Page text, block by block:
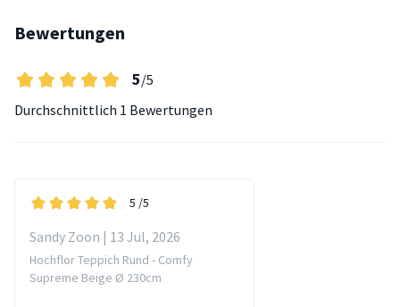
Bewertungen
5/5
Durchschnittlich 1 Bewertungen
5 /5
Sandy Zoon | 13 Jul, 2026
Hochflor Teppich Rund - Comfy
Supreme Beige Ø 230cm